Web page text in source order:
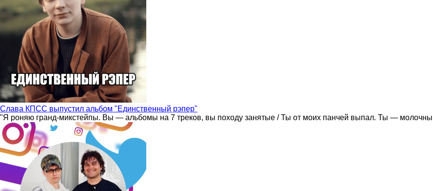
Слава КПСС выпустил альбом "Единственный рэпер"
"Я роняю гранд-микстейпы. Вы — альбомы на 7 треков, вы походу занятые / Ты от моих панчей выпал. Ты —